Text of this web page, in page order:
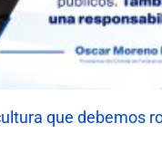
que debemos